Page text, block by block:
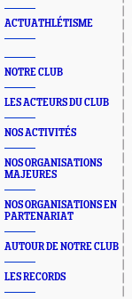
ACTUATHLÉTISME
NOTRE CLUB
LES ACTEURS DU CLUB
NOS ACTIVITÉS
NOS ORGANISATIONS
MAJEURES
NOS ORGANISATIONS EN
PARTENARIAT
AUTOUR DE NOTRE CLUB
LES RECORDS